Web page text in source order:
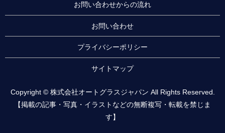
お問い合わせからの流れ
お問い合わせ
プライバシーポリシー
サイトマップ
Copyright © 株式会社オートグラスジャパン All Rights Reserved.
【掲載の記事・写真・イラストなどの無断複写・転載を禁じま
す】